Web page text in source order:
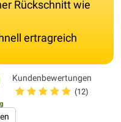
Rückschnitt wie
ertragreich
Kundenbewertungen
(12)